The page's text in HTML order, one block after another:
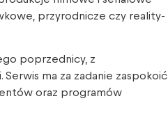
przyrodnicze czy reality-
poprzednicy, z
ma za zadanie zaspokoić
oraz programów